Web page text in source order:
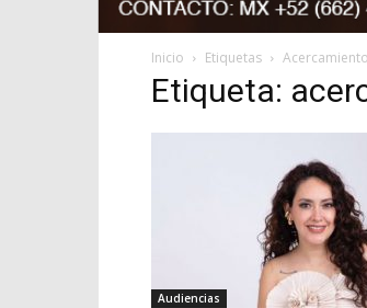
Inicio Etiquetas Acercamiento
Etiqueta:
Audiencias